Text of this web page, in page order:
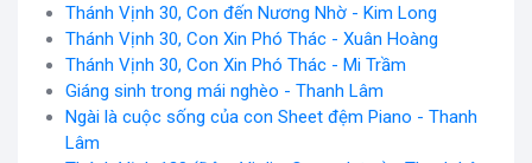
Thánh Vịnh 30, Con đến Nương Nhờ - Kim Long
Thánh Vịnh 30, Con Xin Phó Thác - Xuân Hoàng
Thánh Vịnh 30, Con Xin Phó Thác - Mi Trầm
Giáng sinh trong mái nghèo - Thanh Lâm
Ngài là cuộc sống của con Sheet đệm Piano - Thanh
Lâm